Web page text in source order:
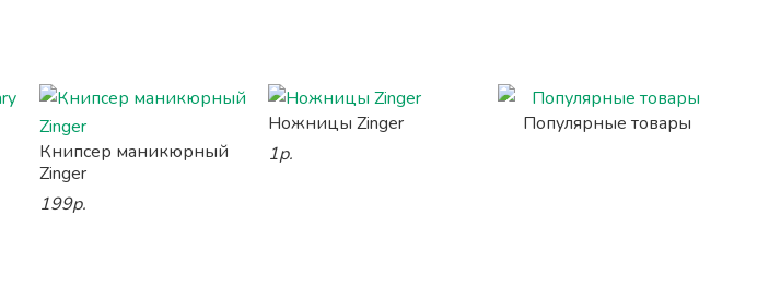
Книпсер маникюрный
Zinger
199р.
Ножницы Zinger
1р.
Популярные товары